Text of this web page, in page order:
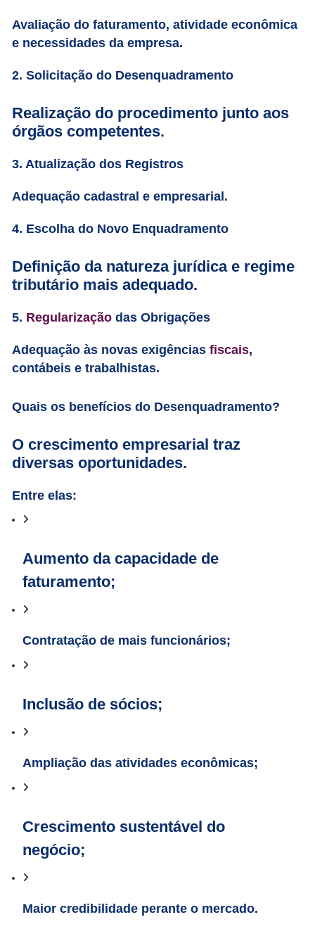
Avaliação do faturamento, atividade econômica
e necessidades da empresa.
2. Solicitação do Desenquadramento
Realização do procedimento junto aos
órgãos competentes.
3. Atualização dos Registros
Adequação cadastral e empresarial.
4. Escolha do Novo Enquadramento
Definição da natureza jurídica e regime
tributário mais adequado.
5. Regularizaçãodas Obrigações
Adequação às novas exigências fiscais,
contábeis e trabalhistas.
Quais os benefícios do Desenquadramento?
O crescimento empresarial traz
diversas oportunidades.
Entre elas:
Aumento da capacidade de
faturamento;
Contratação de mais funcionários;
Inclusão de sócios;
Ampliação das atividades econômicas;
Crescimento sustentável do
negócio;
Maior credibilidade perante o mercado.